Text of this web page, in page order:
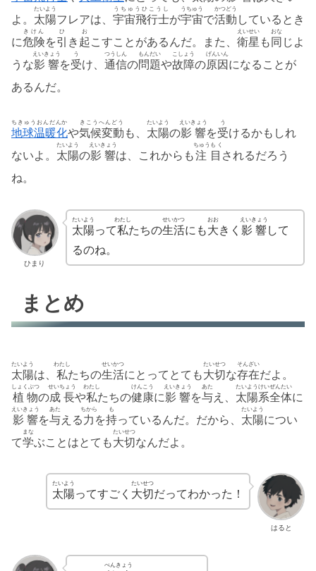
よ。 太陽
たいよう
フレアは、 宇宙飛行士
うちゅうひこうし
が宇宙
うちゅう
で活動
かつどう
しているとき
に危険
きけん
を引
ひ
き 起
お
こすことがあるんだ。また、 衛星
えいせい
も同
おな
じよ
うな影響
えいきょう
を受
う
け、 通信
つうしん
の問題
もんだい
や故障
こしょう
の原因
げんいん
になることが
あるんだ。
地球温暖化
ちきゅうおんだんか
や気候変動
きこうへんどう
も、 太陽
たいよう
の影響
えいきょう
を受
う
けるかもしれ
ないよ。 太陽
たいよう
の影響
えいきょう
は、これからも注目
ちゅうも く
されるだろう
ね。
ひまり
太陽
たいよう
って私
わたし
たちの生活
せいかつ
にも大
おお
きく 影響
えいきょう
して
るのね。
まとめ
太陽
たいよう
は、 私
わたし
たちの生活
せいかつ
にとってとても大切
たいせつ
な存在
そんざい
だよ。
植物
しょくぶつ
の成長
せいちょう
や私
わたし
たちの健康
けんこう
に影響
えいきょう
を与
あた
え、 太陽系
たいようけい
全体
ぜんたい
に
影響
えいきょう
を与
あた
える力
ちから
を持
も
っているんだ。だから、 太陽
たいよう
につい
て学
まな
ぶことはとても大切
たいせつ
なんだよ。
はると
太陽
たいよう
ってすごく 大切
たいせつ
だってわかった！
べんきょう